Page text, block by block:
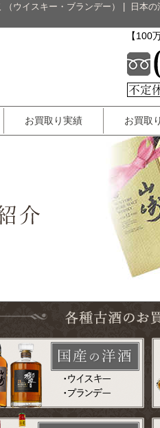
ウイスキー・ブランデー） 日本
【100
お買取り実績 お買取